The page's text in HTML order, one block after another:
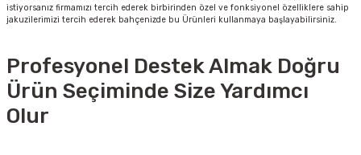
istiyorsanız firmamızı tercih ederek birbirinden özel ve fonksiyonel özelliklere sahip
jakuzilerimizi tercih ederek bahçenizde bu Ürünleri kullanmaya başlayabilirsiniz.
Profesyonel Destek Almak Doğru
Ürün Seçiminde Size Yardımcı
Olur